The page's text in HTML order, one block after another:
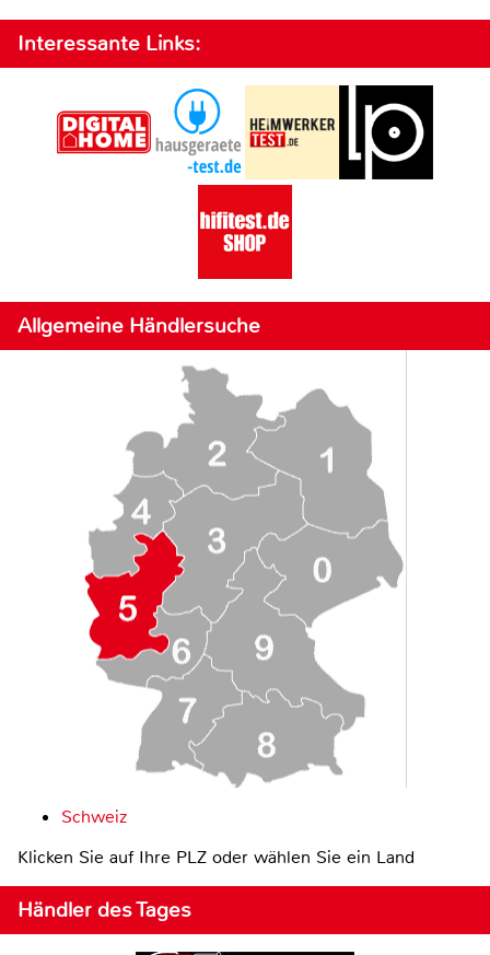
Interessante Links:
Allgemeine Händlersuche
Schweiz
Klicken Sie auf Ihre PLZ oder wählen Sie ein Land
Händler des Tages